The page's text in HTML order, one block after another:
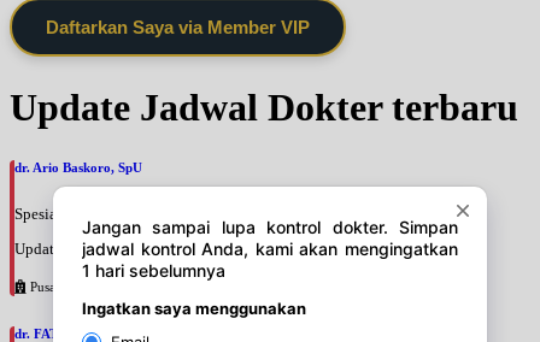
Daftarkan Saya via Member VIP
Update Jadwal Dokter terbaru
dr. Ario Baskoro, SpU
Spesialis: Bedah Urologi
Update terakhir: 2026-08-06 18:46:06
Pusat Pertamina
dr. FATAN ABSHARI, SpU